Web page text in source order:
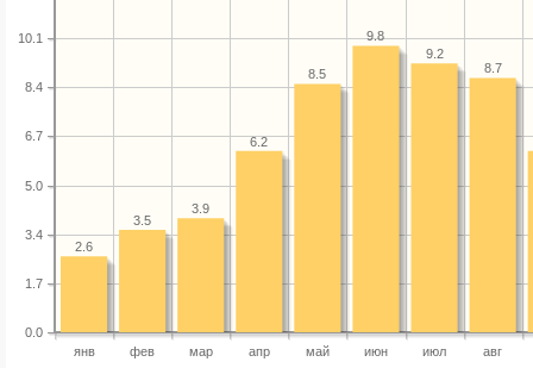
янв фев мар апр май июн июл авг
0.0
1.7
3.4
5.0
6.7
8.4
10.1
8.7
9.2
9.8
8.5
6.2
3.9
3.5
2.6